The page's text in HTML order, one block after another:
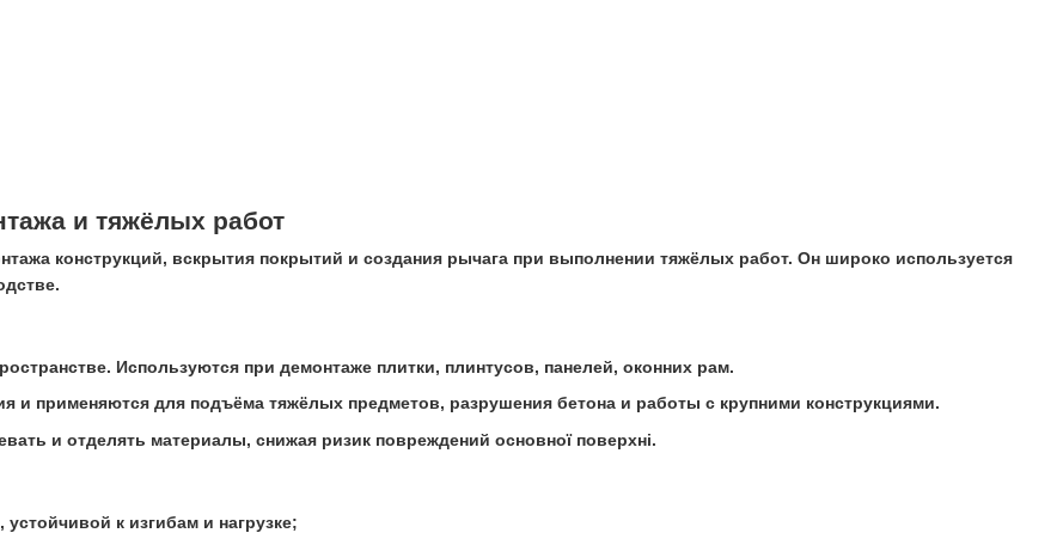
и тяжёлых работ
конструкций, вскрытия покрытий и создания рычага при выполнении тяжёлых работ. Он широко используется
Используются при демонтаже плитки, плинтусов, панелей, оконних рам.
применяются для подъёма тяжёлых предметов, разрушения бетона и работы с крупними конструкциями.
и отделять материалы, снижая ризик повреждений основної поверхні.
к изгибам и нагрузке;